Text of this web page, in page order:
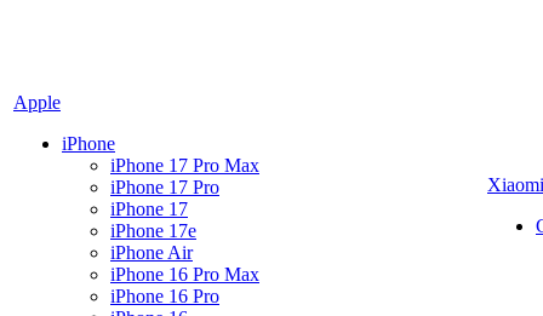
Apple
iPhone
iPhone 17 Pro Max
iPhone 17 Pro
iPhone 17
iPhone 17e
iPhone Air
iPhone 16 Pro Max
iPhone 16 Pro
Xiaomi